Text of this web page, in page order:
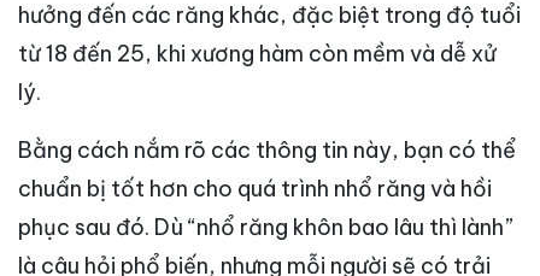
hưởng đến các răng khác, đặc biệt trong độ tuổi
từ 18 đến 25, khi xương hàm còn mềm và dễ xử
lý.
Bằng cách nắm rõ các thông tin này, bạn có thể
chuẩn bị tốt hơn cho quá trình nhổ răng và hồi
phục sau đó. Dù “nhổ răng khôn bao lâu thì lành”
là câu hỏi phổ biến, nhưng mỗi người sẽ có trải